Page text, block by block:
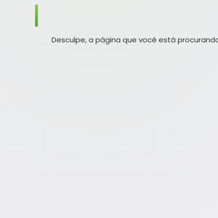
Desculpe, a página que você está